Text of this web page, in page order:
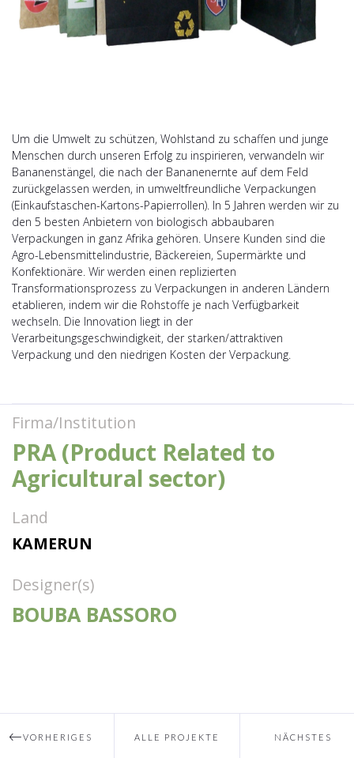
Um die Umwelt zu schützen, Wohlstand zu schaffen und junge
Menschen durch unseren Erfolg zu inspirieren, verwandeln wir
Bananenstängel, die nach der Bananenernte auf dem Feld
zurückgelassen werden, in umweltfreundliche Verpackungen
(Einkaufstaschen-Kartons-Papierrollen). In 5 Jahren werden wir zu
den 5 besten Anbietern von biologisch abbaubaren
Verpackungen in ganz Afrika gehören. Unsere Kunden sind die
Agro-Lebensmittelindustrie, Bäckereien, Supermärkte und
Konfektionäre. Wir werden einen replizierten
Transformationsprozess zu Verpackungen in anderen Ländern
etablieren, indem wir die Rohstoffe je nach Verfügbarkeit
wechseln. Die Innovation liegt in der
Verarbeitungsgeschwindigkeit, der starken/attraktiven
Verpackung und den niedrigen Kosten der Verpackung.
Firma/Institution
PRA (Product Related to
Agricultural sector)
Land
KAMERUN
Designer(s)
BOUBA BASSORO
VORHERIGES ALLE PROJEKTE NÄCHSTES